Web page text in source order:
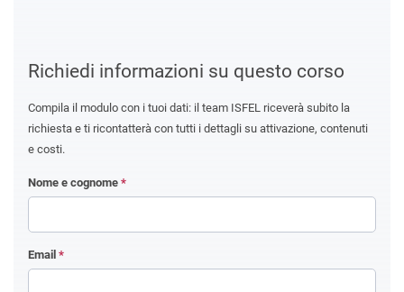
Richiedi informazioni su questo corso
Compila il modulo con i tuoi dati: il team ISFEL riceverà subito la
richiesta e ti ricontatterà con tutti i dettagli su attivazione, contenuti
e costi.
Nome e cognome *
Email *